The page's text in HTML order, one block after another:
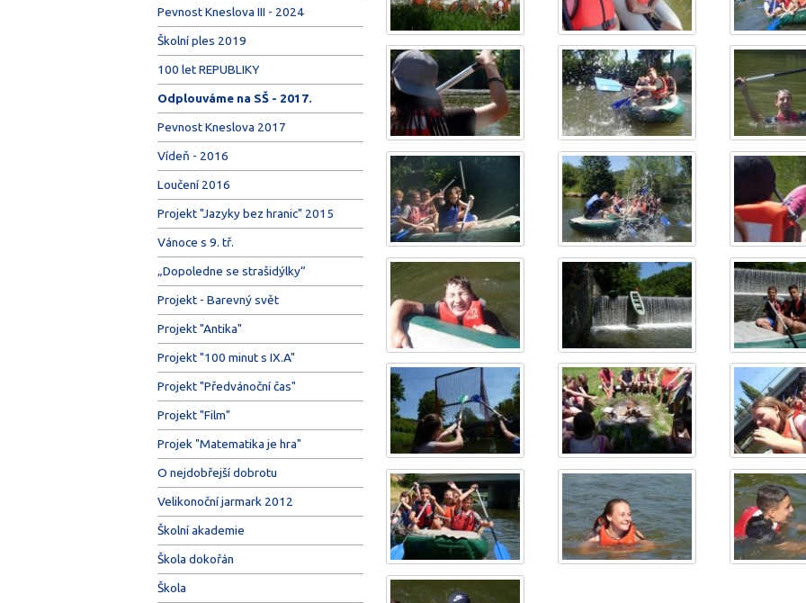
Pevnost Kneslova III - 2024
Školní ples 2019
100 let REPUBLIKY
Odplouváme na SŠ - 2017.
Pevnost Kneslova 2017
Vídeň - 2016
Loučení 2016
Projekt "Jazyky bez hranic" 2015
Vánoce s 9. tř.
„Dopoledne se strašidýlky“
Projekt - Barevný svět
Projekt "Antika"
Projekt "100 minut s IX.A"
Projekt "Předvánoční čas"
Projekt "Film"
Projek "Matematika je hra"
O nejdobřejší dobrotu
Velikonoční jarmark 2012
Školní akademie
Škola dokořán
Škola